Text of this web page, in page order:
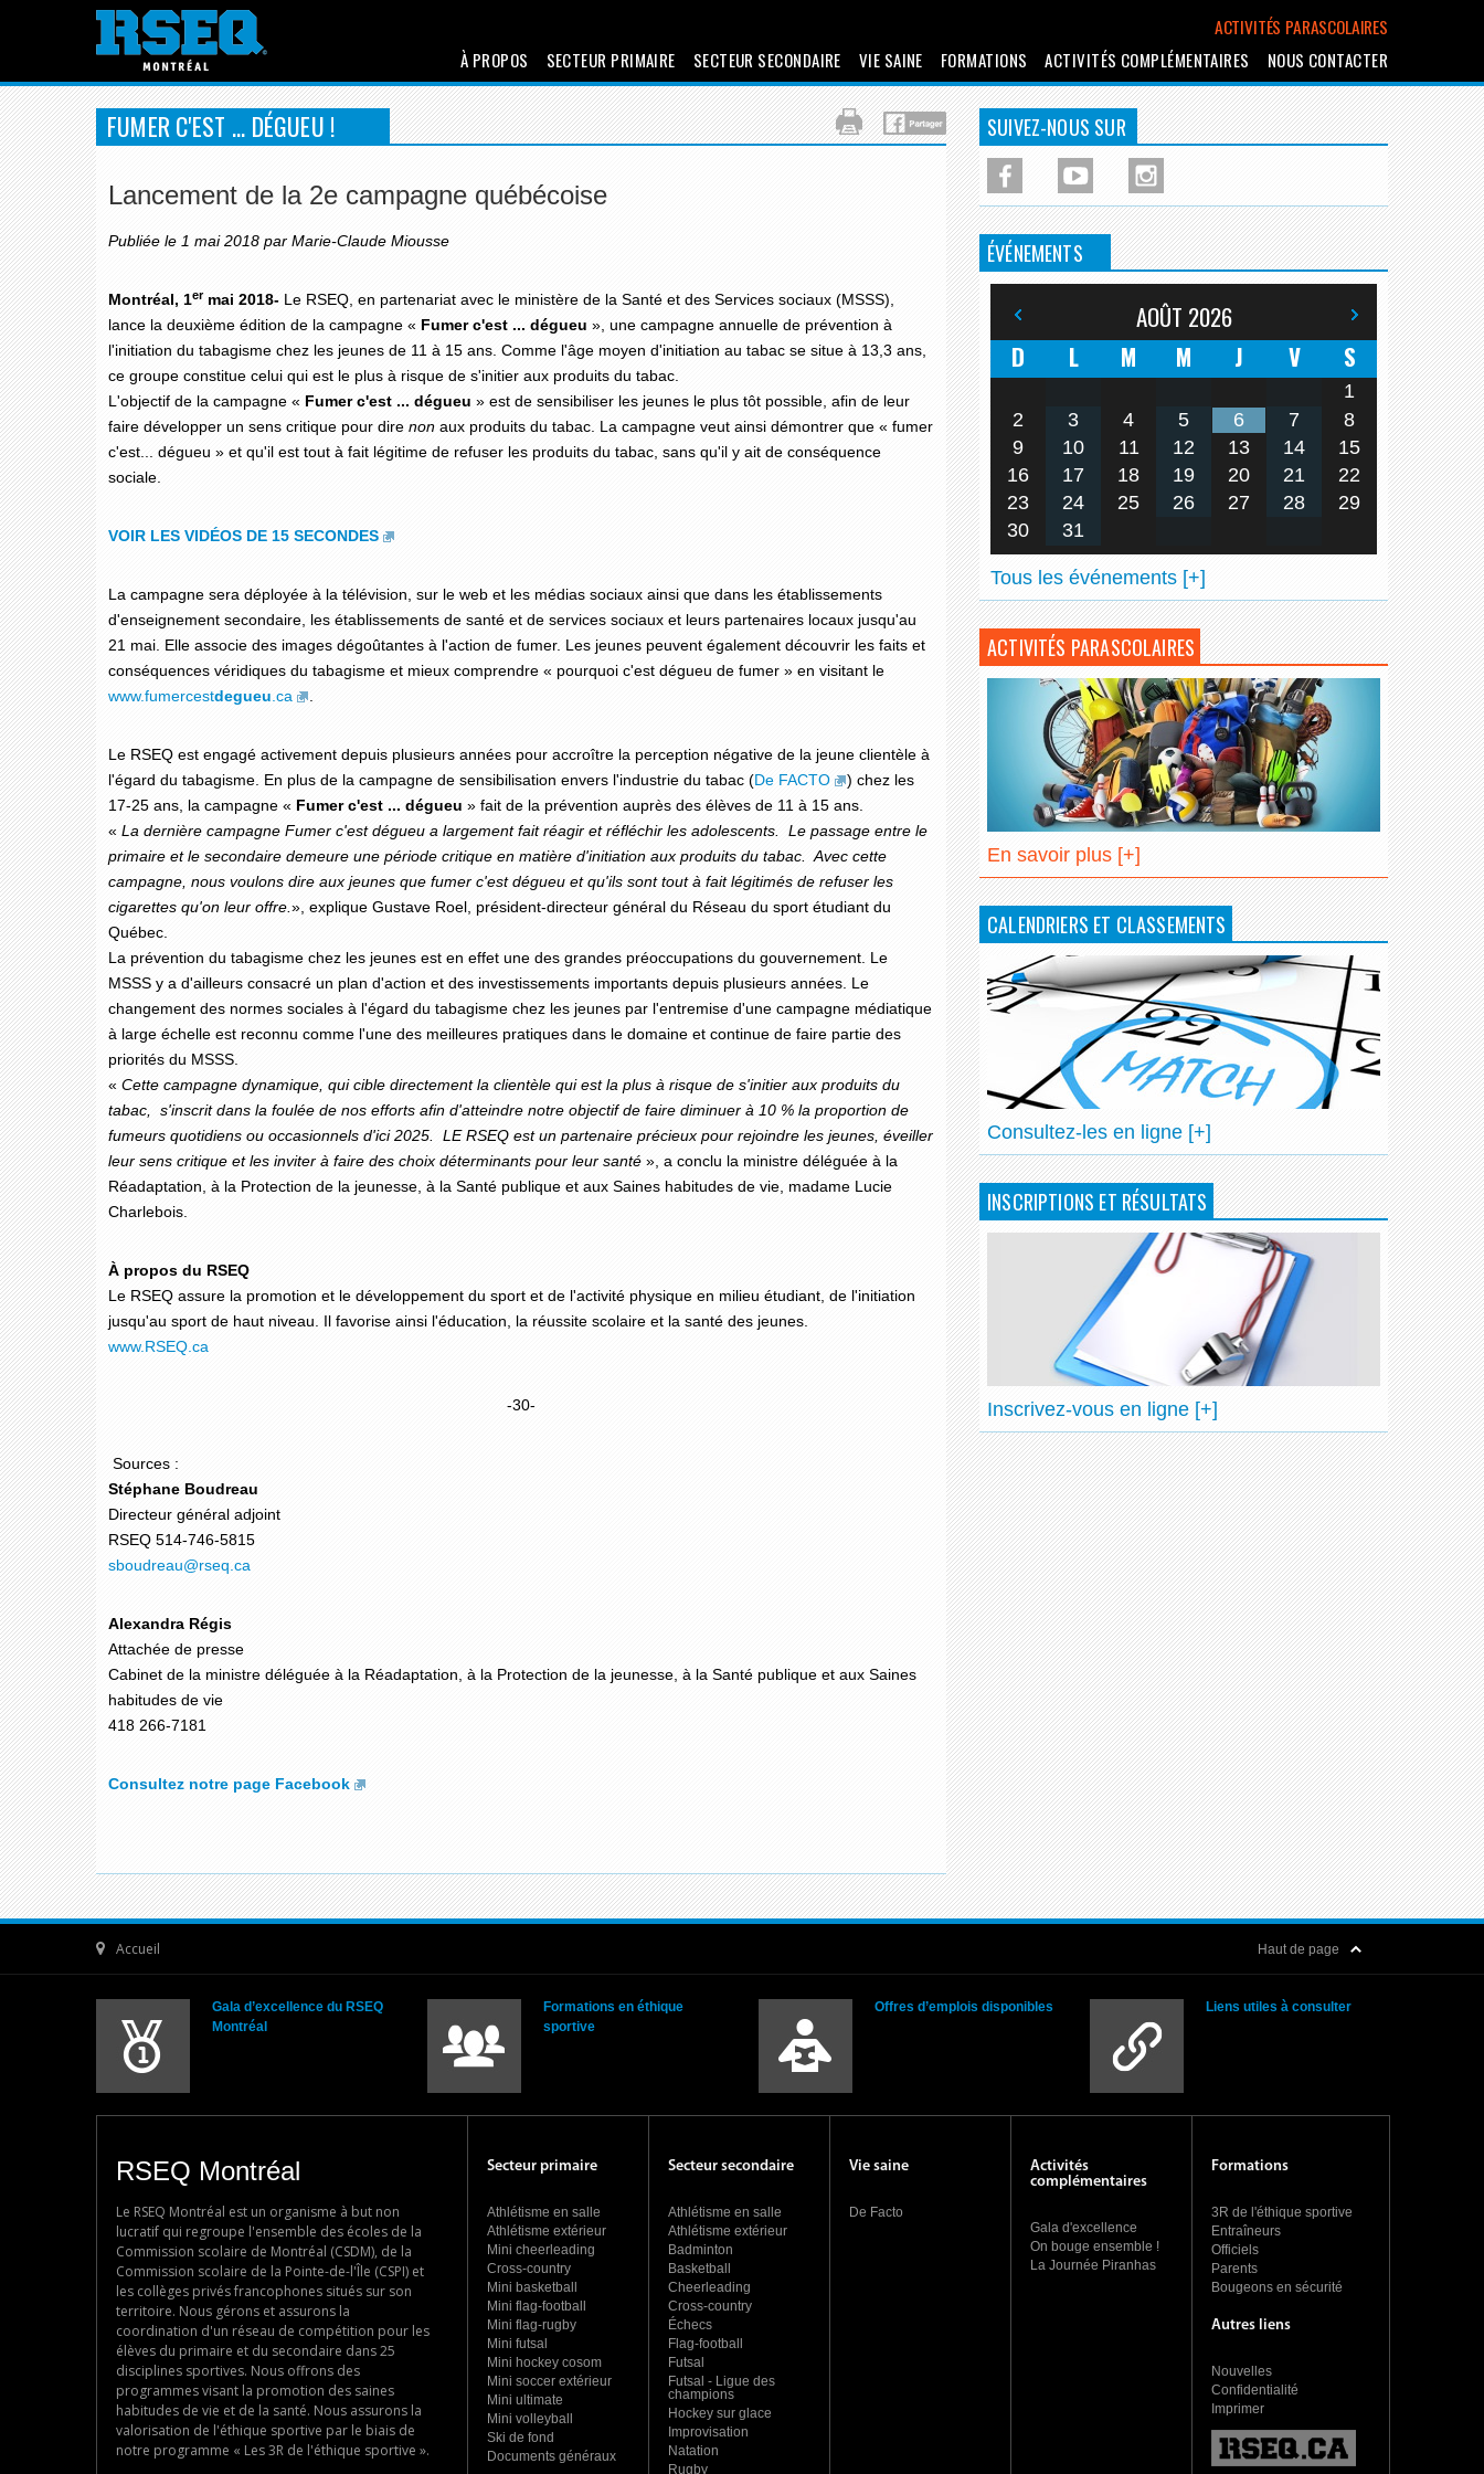
ACTIVITÉS PARASCOLAIRES
À PROPOS
SECTEUR PRIMAIRE SECTEUR SECONDAIRE VIE SAINE FORMATIONS ACTIVITÉS COMPLÉMENTAIRES NOUS CONTACTER
FUMER C'EST ... DÉGUEU !
Lancement de la 2e campagne québécoise
Publiée le 1 mai 2018 par Marie-Claude Miousse
Montréal, 1ermai 2018- Le RSEQ, en partenariat avec le ministère de la Santé et des Services sociaux (MSSS),
lance la deuxième édition de la campagne « Fumer c'est ... dégueu », une campagne annuelle de prévention à
l'initiation du tabagisme chez les jeunes de 11 à 15 ans. Comme l'âge moyen d'initiation au tabac se situe à 13,3 ans,
ce groupe constitue celui qui est le plus à risque de s'initier aux produits du tabac.
L'objectif de la campagne « Fumer c'est ... dégueu » est de sensibiliser les jeunes le plus tôt possible, afin de leur
faire développer un sens critique pour dire non aux produits du tabac. La campagne veut ainsi démontrer que « fumer
c'est... dégueu » et qu'il est tout à fait légitime de refuser les produits du tabac, sans qu'il y ait de conséquence
sociale.
VOIR LES VIDÉOS DE 15 SECONDES
La campagne sera déployée à la télévision, sur le web et les médias sociaux ainsi que dans les établissements
d'enseignement secondaire, les établissements de santé et de services sociaux et leurs partenaires locaux jusqu'au
21 mai. Elle associe des images dégoûtantes à l'action de fumer. Les jeunes peuvent également découvrir les faits et
conséquences véridiques du tabagisme et mieux comprendre « pourquoi c'est dégueu de fumer » en visitant le
www.fumercestdegueu .ca
Le RSEQ est engagé activement depuis plusieurs années pour accroître la perception négative de la jeune clientèle à
l'égard du tabagisme. En plus de la campagne de sensibilisation envers l'industrie du tabac (De FACTO
) chez les
17-25 ans, la campagne « Fumer c'est ... dégueu » fait de la prévention auprès des élèves de 11 à 15 ans.
« La dernière campagne Fumer c'est dégueu a largement fait réagir et réfléchir les adolescents. Le passage entre le
primaire et le secondaire demeure une période critique en matière d'initiation aux produits du tabac. Avec cette
campagne, nous voulons dire aux jeunes que fumer c'est dégueu et qu'ils sont tout à fait légitimés de refuser les
cigarettes qu'on leur offre. », explique Gustave Roel, président-directeur général du Réseau du sport étudiant du
Québec.
La prévention du tabagisme chez les jeunes est en effet une des grandes préoccupations du gouvernement. Le
MSSS y a d'ailleurs consacré un plan d'action et des investissements importants depuis plusieurs années. Le
changement des normes sociales à l'égard du tabagisme chez les jeunes par l'entremise d'une campagne médiatique
à large échelle est reconnu comme l'une des meilleures pratiques dans le domaine et continue de faire partie des
priorités du MSSS.
« Cette campagne dynamique, qui cible directement la clientèle qui est la plus à risque de s'initier aux produits du
tabac, s'inscrit dans la foulée de nos efforts afin d'atteindre notre objectif de faire diminuer à 10 % la proportion de
fumeurs quotidiens ou occasionnels d'ici 2025. LE RSEQ est un partenaire précieux pour rejoindre les jeunes, éveiller
leur sens critique et les inviter à faire des choix déterminants pour leur santé », a conclu la ministre déléguée à la
Réadaptation, à la Protection de la jeunesse, à la Santé publique et aux Saines habitudes de vie, madame Lucie
Charlebois.
À propos du RSEQ
Le RSEQ assure la promotion et le développement du sport et de l'activité physique en milieu étudiant, de l'initiation
jusqu'au sport de haut niveau. Il favorise ainsi l'éducation, la réussite scolaire et la santé des jeunes.
www.RSEQ.ca
-30-
Sources :
Stéphane Boudreau
Directeur général adjoint
RSEQ 514-746-5815
sboudreau@rseq.ca
Alexandra Régis
Attachée de presse
Cabinet de la ministre déléguée à la Réadaptation, à la Protection de la jeunesse, à la Santé publique et aux Saines
habitudes de vie
418 266-7181
Consultez notre page Facebook
SUIVEZ-NOUS SUR
ÉVÉNEMENTS
AOÛT 2026
D
L M M J V S
1
2
3 4 5 6 7
8
9
10 11 12 13 14
15
16
17 18 19 20 21
22
23
24 25 26 27 28
29
30
31
Tous les événements [+]
ACTIVITÉS PARASCOLAIRES
En savoir plus [+]
CALENDRIERS ET CLASSEMENTS
Consultez-les en ligne [+]
INSCRIPTIONS ET RÉSULTATS
Inscrivez-vous en ligne [+]
Accueil Haut de page
Gala d’excellence du RSEQ
Montréal
Formations en éthique
sportive
Offres d’emplois disponibles Liens utiles à consulter
RSEQ Montréal
Le RSEQ Montréal est un organisme à but non
lucratif qui regroupe l'ensemble des écoles de la
Commission scolaire de Montréal (CSDM), de la
Commission scolaire de la Pointe-de-l'Île (CSPI) et
les collèges privés francophones situés sur son
territoire. Nous gérons et assurons la
coordination d'un réseau de compétition pour les
élèves du primaire et du secondaire dans 25
disciplines sportives. Nous offrons des
programmes visant la promotion des saines
habitudes de vie et de la santé. Nous assurons la
valorisation de l'éthique sportive par le biais de
notre programme « Les 3R de l'éthique sportive ».
Secteur primaire
Athlétisme en salle
Athlétisme extérieur
Mini cheerleading
Cross-country
Mini basketball
Mini flag-football
Mini flag-rugby
Mini futsal
Mini hockey cosom
Mini soccer extérieur
Mini ultimate
Mini volleyball
Ski de fond
Documents généraux
Secteur secondaire
Athlétisme en salle
Athlétisme extérieur
Badminton
Basketball
Cheerleading
Cross-country
Échecs
Flag-football
Futsal
Futsal - Ligue des
champions
Hockey sur glace
Improvisation
Natation
Rugby
Vie saine
De Facto
Activités
complémentaires
Gala d'excellence
On bouge ensemble !
La Journée Piranhas
Formations
3R de l'éthique sportive
Entraîneurs
Officiels
Parents
Bougeons en sécurité
Autres liens
Nouvelles
Confidentialité
Imprimer